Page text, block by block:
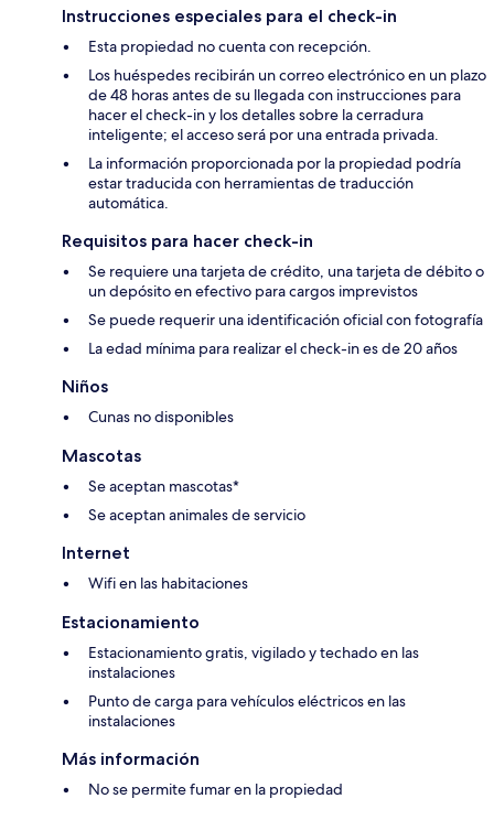
Instrucciones especiales para el check-in
Esta propiedad no cuenta con recepción.
Los huéspedes recibirán un correo electrónico en un plazo
de 48 horas antes de su llegada con instrucciones para
hacer el check-in y los detalles sobre la cerradura
inteligente; el acceso será por una entrada privada.
La información proporcionada por la propiedad podría
estar traducida con herramientas de traducción
automática.
Requisitos para hacer check-in
Se requiere una tarjeta de crédito, una tarjeta de débito o
un depósito en efectivo para cargos imprevistos
Se puede requerir una identificación oficial con fotografía
La edad mínima para realizar el check-in es de 20 años
Niños
Cunas no disponibles
Mascotas
Se aceptan mascotas*
Se aceptan animales de servicio
Internet
Wifi en las habitaciones
Estacionamiento
Estacionamiento gratis, vigilado y techado en las
instalaciones
Punto de carga para vehículos eléctricos en las
instalaciones
Más información
No se permite fumar en la propiedad